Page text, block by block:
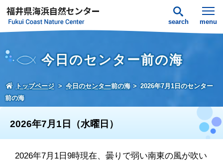
search menu
今日のセンター前の海
トップページ 今日のセンター前の海
2026年7月1日のセンター
前の海
2026年7月1日（水曜日）
2026年7月1日9時現在、曇りで弱い南東の風が吹い